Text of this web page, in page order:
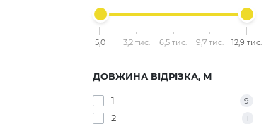
5,0 3,2 тис. 6,5 тис. 9,7 тис. 12,9 тис.
ДОВЖИНА ВІДРІЗКА, М
1 9
2 1